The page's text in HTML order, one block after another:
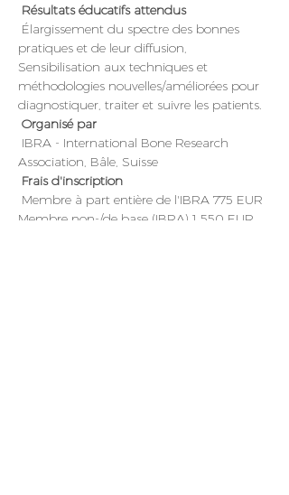
Résultats éducatifs attendus
pratiques et de leur diffusion,
Sensibilisation aux techniques et
méthodologies nouvelles/améliorées pour
diagnostiquer, traiter et suivre les patients.
Organisé par
Association, Bâle, Suisse
Frais d'inscription
Membre non-/de base (IBRA) 1 550 EUR